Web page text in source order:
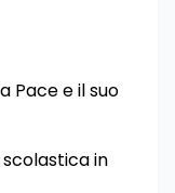
Pace e il suo
in